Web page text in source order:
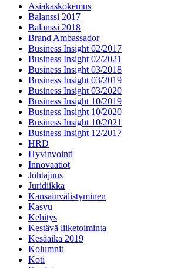
Asiakaskokemus
Balanssi 2017
Balanssi 2018
Brand Ambassador
Business Insight 02/2017
Business Insight 02/2021
Business Insight 03/2018
Business Insight 03/2019
Business Insight 03/2020
Business Insight 10/2019
Business Insight 10/2020
Business Insight 10/2021
Business Insight 12/2017
HRD
Hyvinvointi
Innovaatiot
Johtajuus
Juridiikka
Kansainvälistyminen
Kasvu
Kehitys
Kestävä liiketoiminta
Kesäaika 2019
Kolumnit
Koti